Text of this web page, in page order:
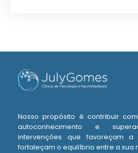
Nosso propósito é contribuir
autoconhecimento e
intervenções que favoreçam a
fortaleçam o equilíbrio entre a sua